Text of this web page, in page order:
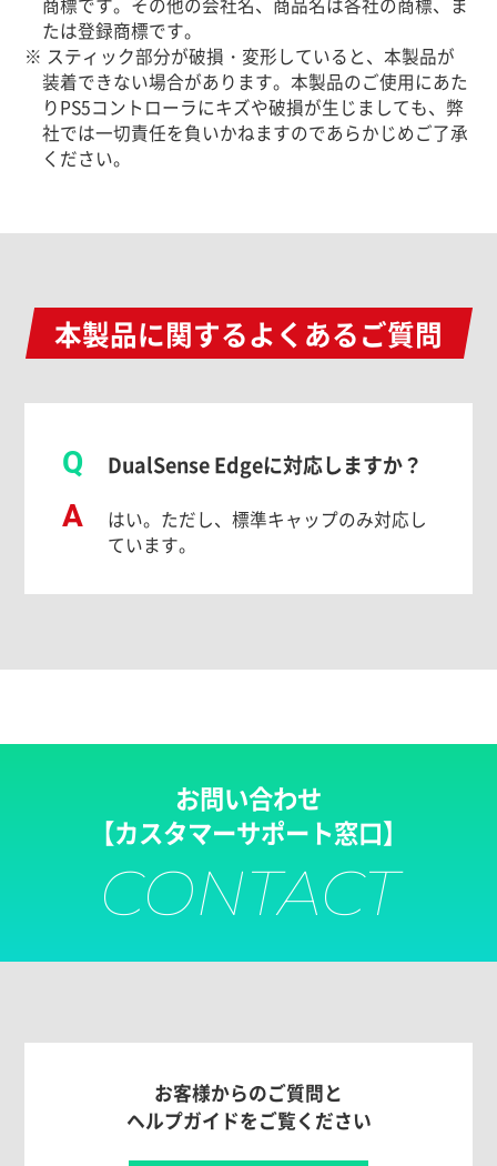
たは登録商標です。
※ スティック部分が破損・変形していると、本製品が
装着できない場合があります。本製品のご使用にあた
りPS5コントローラにキズや破損が生じましても、弊
社では一切責任を負いかねますのであらかじめご了承
ください。
本製品に関するよくあるご質問
Q DualSense Edgeに対応しますか？
A
はい。ただし、標準キャップのみ対応し
ています。
お問い合わせ
【カスタマーサポート窓口】
CONTACT
お客様からのご質問と
ヘルプガイドをご覧ください